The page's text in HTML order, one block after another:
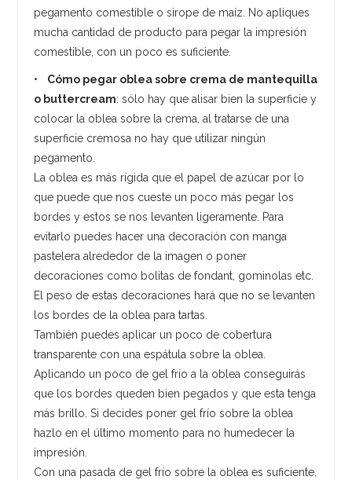
pegamento comestible o sirope de maíz. No apliques
mucha cantidad de producto para pegar la impresión
comestible, con un poco es suficiente.
• Cómo pegar oblea sobre crema de mantequilla
o buttercream: sólo hay que alisar bien la superficie y
colocar la oblea sobre la crema, al tratarse de una
superficie cremosa no hay que utilizar ningún
pegamento.
La oblea es más rígida que el papel de azúcar por lo
que puede que nos cueste un poco más pegar los
bordes y estos se nos levanten ligeramente. Para
evitarlo puedes hacer una decoración con manga
pastelera alrededor de la imagen o poner
decoraciones como bolitas de fondant, gominolas etc.
El peso de estas decoraciones hará que no se levanten
los bordes de la oblea para tartas.
También puedes aplicar un poco de cobertura
transparente con una espátula sobre la oblea.
Aplicando un poco de gel frío a la oblea conseguirás
que los bordes queden bien pegados y que esta tenga
más brillo. Si decides poner gel frío sobre la oblea
hazlo en el último momento para no humedecer la
impresión.
Con una pasada de gel frío sobre la oblea es suficiente,